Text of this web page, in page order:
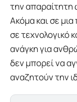
την
Ακόμα και σε
σε τεχνολογικό
ανάγκη για
δεν μπορεί να
αναζητούν την